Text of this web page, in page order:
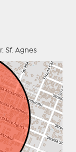
Sf. Agnes